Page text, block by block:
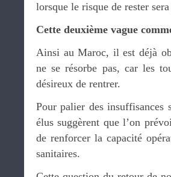
lorsque le risque de rester
Cette deuxième vague
Ainsi au Maroc, il est déjà
ne se résorbe pas, car les
désireux de rentrer.
Pour palier des insuffisances
élus suggèrent que l’on
de renforcer la capacité
sanitaires.